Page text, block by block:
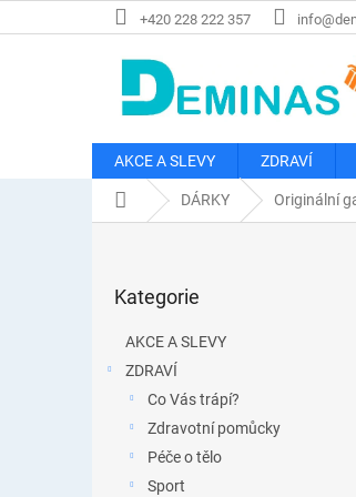
na
+420 228 222 357
AKCE A SLEVY ZDRAVÍ
Domů DÁRKY Originální
kategorie
Kategorie
AKCE A SLEVY
ZDRAVÍ
Co Vás trápí?
Zdravotní pomůcky
Péče o tělo
Sport